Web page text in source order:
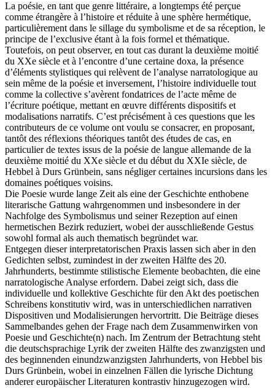
La poésie, en tant que genre littéraire, a longtemps été perçue
comme étrangère à l’histoire et réduite à une sphère hermétique,
particulièrement dans le sillage du symbolisme et de sa réception, le
principe de l’exclusive étant à la fois formel et thématique.
Toutefois, on peut observer, en tout cas durant la deuxième moitié
du XXe siècle et à l’encontre d’une certaine doxa, la présence
d’éléments stylistiques qui relèvent de l’analyse narratologique au
sein même de la poésie et inversement, l’histoire individuelle tout
comme la collective s’avèrent fondatrices de l’acte même de
l’écriture poétique, mettant en œuvre différents dispositifs et
modalisations narratifs. C’est précisément à ces questions que les
contributeurs de ce volume ont voulu se consacrer, en proposant,
tantôt des réflexions théoriques tantôt des études de cas, en
particulier de textes issus de la poésie de langue allemande de la
deuxième moitié du XXe siècle et du début du XXIe siècle, de
Hebbel à Durs Grünbein, sans négliger certaines incursions dans les
domaines poétiques voisins.
Die Poesie wurde lange Zeit als eine der Geschichte enthobene
literarische Gattung wahrgenommen und insbesondere in der
Nachfolge des Symbolismus und seiner Rezeption auf einen
hermetischen Bezirk reduziert, wobei der ausschließende Gestus
sowohl formal als auch thematisch begründet war.
Entgegen dieser interpretatorischen Praxis lassen sich aber in den
Gedichten selbst, zumindest in der zweiten Hälfte des 20.
Jahrhunderts, bestimmte stilistische Elemente beobachten, die eine
narratologische Analyse erfordern. Dabei zeigt sich, dass die
individuelle und kollektive Geschichte für den Akt des poetischen
Schreibens konstitutiv wird, was in unterschiedlichen narrativen
Dispositiven und Modalisierungen hervortritt. Die Beiträge dieses
Sammelbandes gehen der Frage nach dem Zusammenwirken von
Poesie und Geschichte(n) nach. Im Zentrum der Betrachtung steht
die deutschsprachige Lyrik der zweiten Hälfte des zwanzigsten und
des beginnenden einundzwanzigsten Jahrhunderts, von Hebbel bis
Durs Grünbein, wobei in einzelnen Fällen die lyrische Dichtung
anderer europäischer Literaturen kontrastiv hinzugezogen wird.